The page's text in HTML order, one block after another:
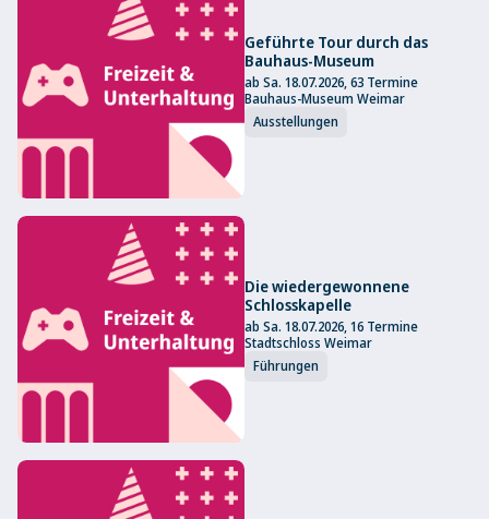
Geführte Tour durch das
Bauhaus-Museum
ab Sa. 18.07.2026, 63 Termine
Bauhaus-Museum Weimar
Ausstellungen
Die wiedergewonnene
Schlosskapelle
ab Sa. 18.07.2026, 16 Termine
Stadtschloss Weimar
Führungen